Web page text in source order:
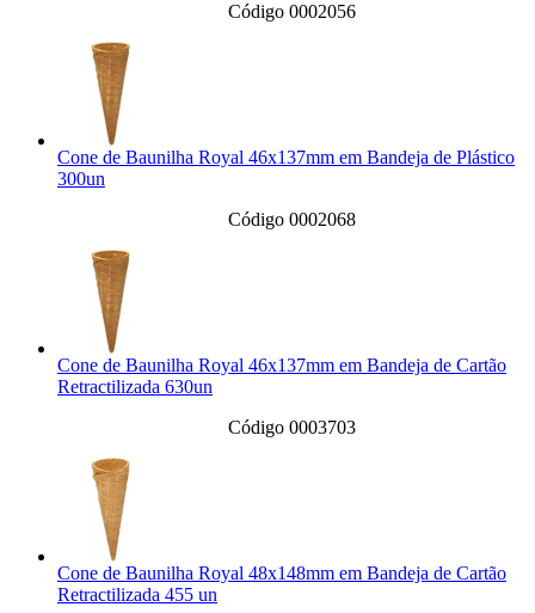
Código 0002056
Cone de Baunilha Royal 46x137mm em Bandeja de Plástico
300un
Código 0002068
Cone de Baunilha Royal 46x137mm em Bandeja de Cartão
Retractilizada 630un
Código 0003703
Cone de Baunilha Royal 48x148mm em Bandeja de Cartão
Retractilizada 455 un